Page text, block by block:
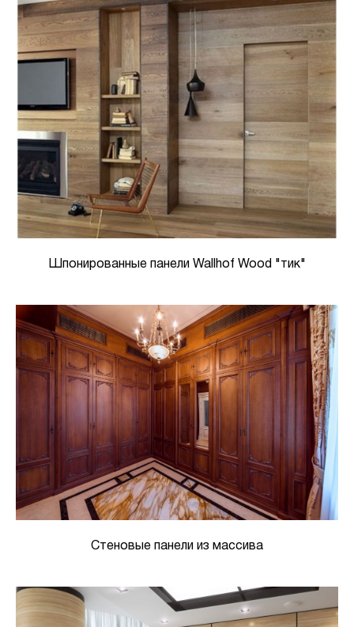
Шпонированные панели Wallhof Wood "тик"
Стеновые панели из массива